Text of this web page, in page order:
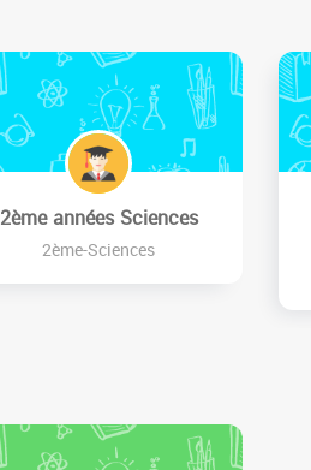
2ème années Sciences
2ème-Sciences